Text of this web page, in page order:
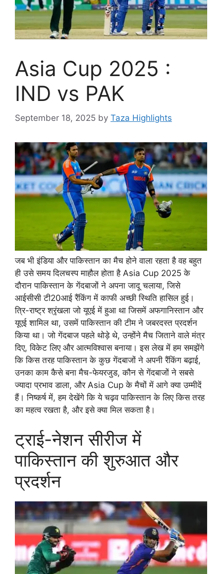
Asia Cup 2025 :
IND vs PAK
September 18, 2025 by Taza Highlights
जब भी इंडिया और पाकिस्तान का मैच होने वाला रहता है वह बहुत
ही उसे समय दिलचस्प माहौल होता है Asia Cup 2025 के
दौरान पाकिस्तान के गेंदबाजों ने अपना जादू चलाया, जिसे
आईसीसी टी20आई रैंकिंग में काफी अच्छी स्थिति हासिल हुई।
त्रि-राष्ट्र श्रृंखला जो यूएई में हुआ था जिसमें अफगानिस्तान और
यूएई शामिल था, उसमें पाकिस्तान की टीम ने जबरदस्त प्रदर्शन
किया था। जो गेंदबाज पहले थोड़े थे, उन्होंने मैच जिताने वाले मंत्र
दिए, विकेट लिए और आत्मविश्वास बनाया। इस लेख में हम समझेंगे
कि किस तरह पाकिस्तान के कुछ गेंदबाजों ने अपनी रैंकिंग बढ़ाई,
उनका काम कैसे बना मैच-फेयरजुड, कौन से गेंदबाजों ने सबसे
ज्यादा प्रभाव डाला, और Asia Cup के मैचों में आगे क्या उम्मीदें
हैं। निष्कर्ष में, हम देखेंगे कि ये चढ़व पाकिस्तान के लिए किस तरह
का महत्व रखता है, और इसे क्या मिल सकता है।
ट्राई-नेशन सीरीज में
पाकिस्तान की शुरुआत और
प्रदर्शन